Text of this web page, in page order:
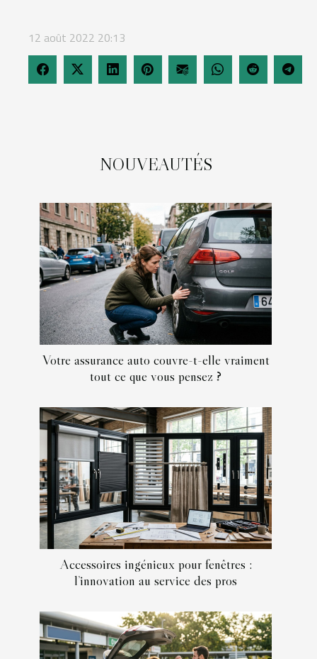
NOUVEAUTÉS
Votre assurance auto couvre-t-elle vraiment
tout ce que vous pensez ?
Accessoires ingénieux pour fenêtres :
l’innovation au service des pros
12 août 2022 20:13